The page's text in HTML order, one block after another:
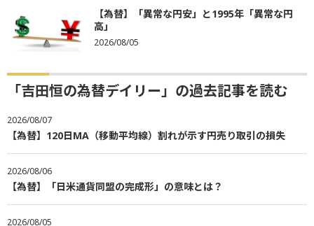
【為替】「異常な円安」と1995年「異常な円
高」
2026/08/05
「吉田恒の為替デイリー」の過去記事を読む
2026/08/07
【為替】120日MA（移動平均線）割れが示す円売り取引の損失
2026/08/06
【為替】「日米通貨同盟の完成形」の意味とは？
2026/08/05